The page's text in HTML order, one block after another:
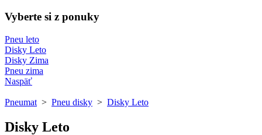
Vyberte si z ponuky
Pneu leto
Disky Leto
Disky Zima
Pneu zima
Naspäť
Pneumat > Pneu disky > Disky Leto
Disky Leto